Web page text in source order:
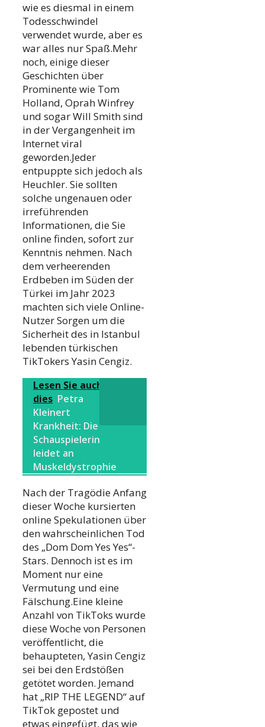
wie es diesmal in einem
Todesschwindel
verwendet wurde, aber es
war alles nur Spaß.Mehr
noch, einige dieser
Geschichten über
Prominente wie Tom
Holland, Oprah Winfrey
und sogar Will Smith sind
in der Vergangenheit im
Internet viral
geworden.Jeder
entpuppte sich jedoch als
Heuchler. Sie sollten
solche ungenauen oder
irreführenden
Informationen, die Sie
online finden, sofort zur
Kenntnis nehmen. Nach
dem verheerenden
Erdbeben im Süden der
Türkei im Jahr 2023
machten sich viele Online-
Nutzer Sorgen um die
Sicherheit des in Istanbul
lebenden türkischen
TikTokers Yasin Cengiz.
Lesen Sie auch
dies Petra
Kleinert
Krankheit: Die
Schauspielerin
leidet an
Muskeldystrophie
Nach der Tragödie Anfang
dieser Woche kursierten
online Spekulationen über
den wahrscheinlichen Tod
des „Dom Dom Yes Yes“-
Stars. Dennoch ist es im
Moment nur eine
Vermutung und eine
Fälschung.Eine kleine
Anzahl von TikToks wurde
diese Woche von Personen
veröffentlicht, die
behaupteten, Yasin Cengiz
sei bei den Erdstößen
getötet worden. Jemand
hat „RIP THE LEGEND“ auf
TikTok gepostet und
etwas eingefügt, das wie